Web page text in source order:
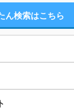
ん検索はこちら